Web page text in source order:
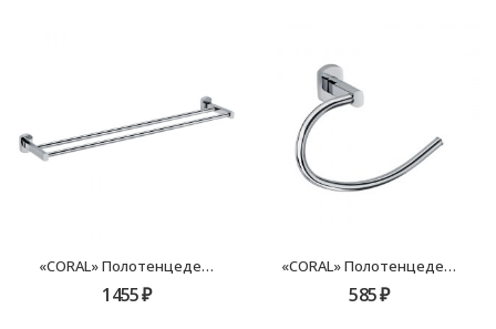
«CORAL» Полотенцедержатель трубчатый двойной GR-7002
1455₽
«CORAL» Полотенцедержатель кольцо GR-7011
585₽